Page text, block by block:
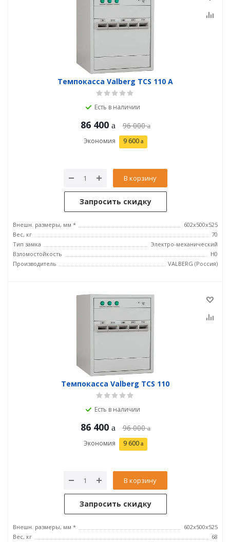
Темпокасса Valberg TCS 110 A
Есть в наличии
86 400 96 000
Экономия 9 600
В корзину
Запросить скидку
Внешн. размеры, мм *
602x500x525
Вес, кг
70
Тип замка
Электро-механический
Взломостойкость
H0
Производитель
VALBERG (Россия)
Темпокасса Valberg TCS 110
Есть в наличии
86 400 96 000
Экономия 9 600
В корзину
Запросить скидку
Внешн. размеры, мм *
602x500x525
Вес, кг
68